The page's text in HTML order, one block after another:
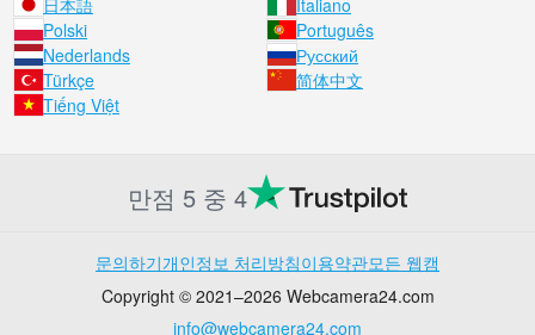
Polski
Português
Nederlands
Русский
Türkçe
简体中文
Tiếng Việt
만점 5 중 4
문의하기개인정보 처리방침이용약관모든 웹캠
Copyright © 2021–2026 Webcamera24.com
info@webcamera24.com